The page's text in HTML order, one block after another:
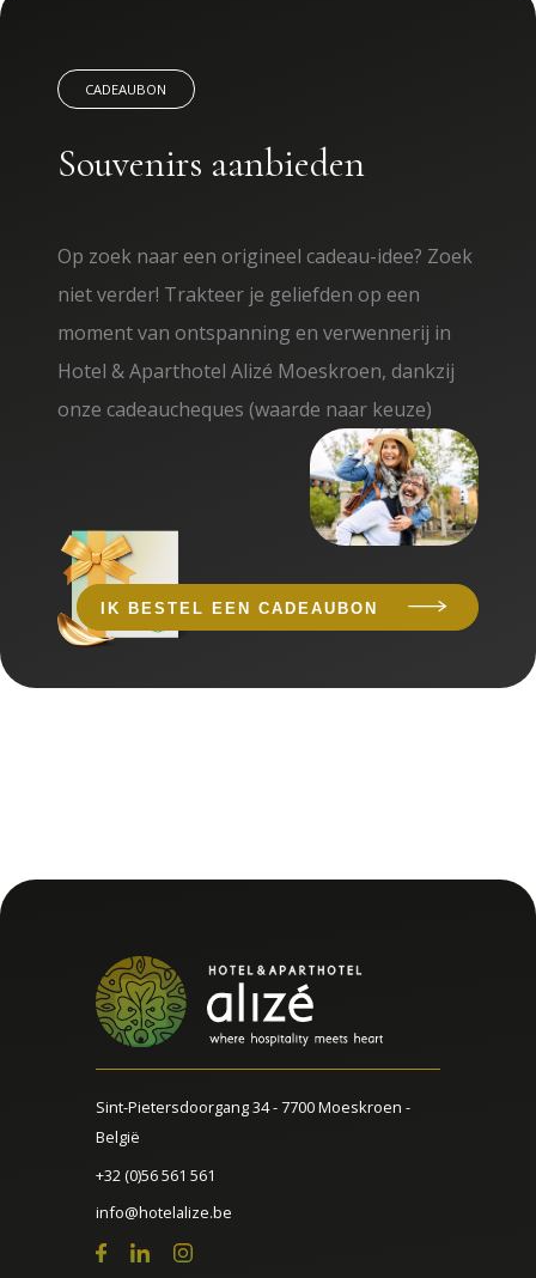
CADEAUBON
Souvenirs aanbieden
Op zoek naar een origineel cadeau-idee? Zoek
niet verder! Trakteer je geliefden op een
moment van ontspanning en verwennerij in
Hotel & Aparthotel Alizé Moeskroen, dankzij
onze cadeaucheques (waarde naar keuze)
IK BESTEL EEN CADEAUBON
Sint-Pietersdoorgang 34 - 7700 Moeskroen -
België
+32 (0)56 561 561
info@hotelalize.be